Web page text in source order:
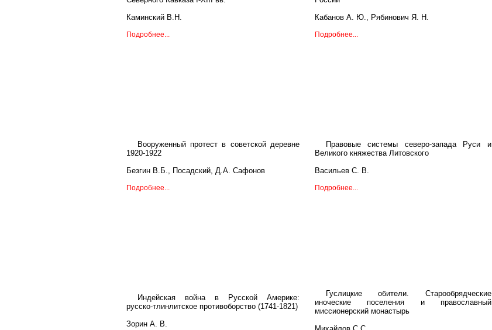
Каминский В.Н.
Подробнее...
Кабанов А. Ю., Рябинович Я. Н.
Подробнее...
Вооруженный протест в советской деревне
1920-1922
Безгин В.Б., Посадский, Д.А. Сафонов
Подробнее...
Правовые системы северо-запада Руси и
Великого княжества Литовского
Васильев С. В.
Подробнее...
Индейская война в Русской Америке:
русско-тлинлитское противоборство (1741-1821)
Зорин А. В.
Гуслицкие обители. Старообрядческие
иноческие поселения и православный
миссионерский монастырь